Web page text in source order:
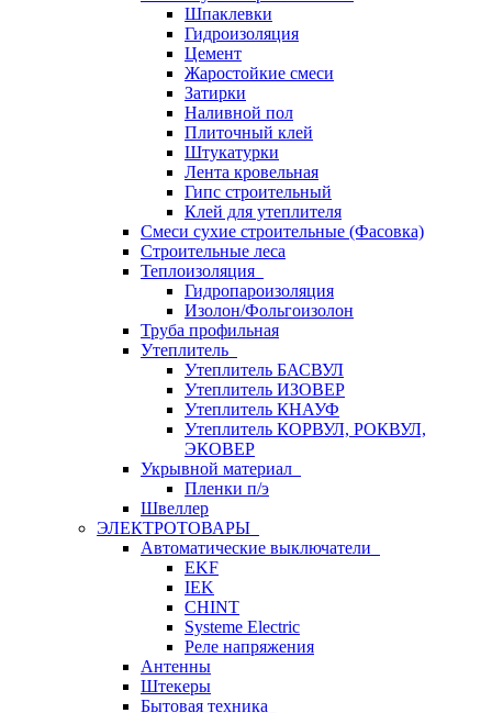
Шпаклевки
Гидроизоляция
Цемент
Жаростойкие смеси
Затирки
Наливной пол
Плиточный клей
Штукатурки
Лента кровельная
Гипс строительный
Клей для утеплителя
Смеси сухие строительные (Фасовка)
Строительные леса
Теплоизоляция
Гидропароизоляция
Изолон/Фольгоизолон
Труба профильная
Утеплитель
Утеплитель БАСВУЛ
Утеплитель ИЗОВЕР
Утеплитель КНАУФ
Утеплитель КОРВУЛ, РОКВУЛ,
ЭКОВЕР
Укрывной материал
Пленки п/э
Швеллер
ЭЛЕКТРОТОВАРЫ
Автоматические выключатели
EKF
IEK
CHINT
Systeme Electric
Реле напряжения
Антенны
Штекеры
Бытовая техника